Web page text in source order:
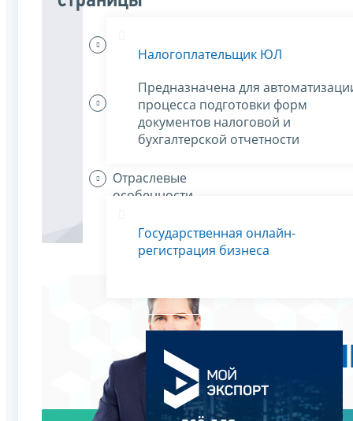
интересует
Организации
платят
налоги
Отраслевые
особенности
Налогоплательщик ЮЛ
Предназначена для
процесса подготовки форм
документов налоговой и
бухгалтерской отчетности
Государственная онлайн-
регистрация бизнеса